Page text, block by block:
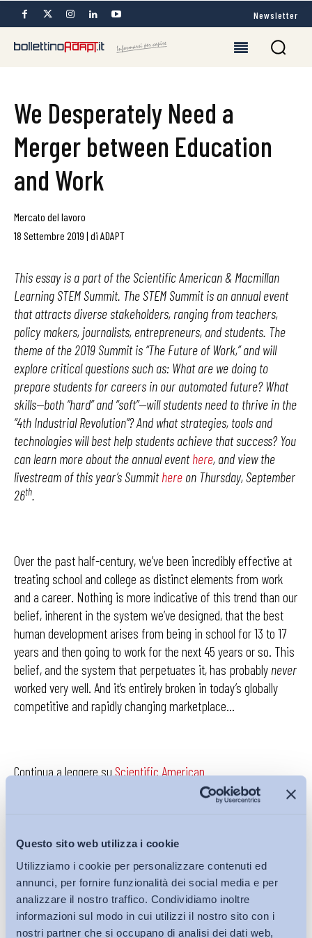
Questo sito web utilizza i cookie
Utilizziamo i cookie per personalizzare contenuti ed
annunci, per fornire funzionalità dei social media e per
analizzare il nostro traffico. Condividiamo inoltre
informazioni sul modo in cui utilizzi il nostro sito con i
nostri partner che si occupano di analisi dei dati web,
Newsletter
We Desperately Need a
Merger between Education
and Work
Mercato del lavoro
18 Settembre 2019 | di ADAPT
This essay is a part of the Scientific American & Macmillan
Learning STEM Summit. The STEM Summit is an annual event
that attracts diverse stakeholders, ranging from teachers,
policy makers, journalists, entrepreneurs, and students. The
theme of the 2019 Summit is “The Future of Work,” and will
explore critical questions such as: What are we doing to
prepare students for careers in our automated future? What
skills—both “hard” and “soft”—will students need to thrive in the
“4th Industrial Revolution”? And what strategies, tools and
technologies will best help students achieve that success? You
can learn more about the annual eventhere, and view the
livestream of this year’s Summithere on Thursday, September
26th.
Over the past half-century, we’ve been incredibly effective at
treating school and college as distinct elements from work
and a career. Nothing is more indicative of this trend than our
belief, inherent in the system we’ve designed, that the best
human development arises from being in school for 13 to 17
years and then going to work for the next 45 years or so. This
belief, and the system that perpetuates it, has probably never
worked very well. And it’s entirely broken in today’s globally
competitive and rapidly changing marketplace…
Continua a leggere suScientific American
Condividi su: